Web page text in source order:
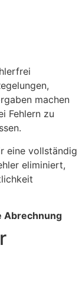
machen
Fehlern zu
eine vollständig
eliminiert,
Abrechnung